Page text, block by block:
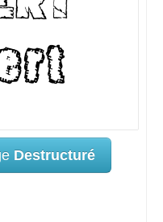
Destructuré